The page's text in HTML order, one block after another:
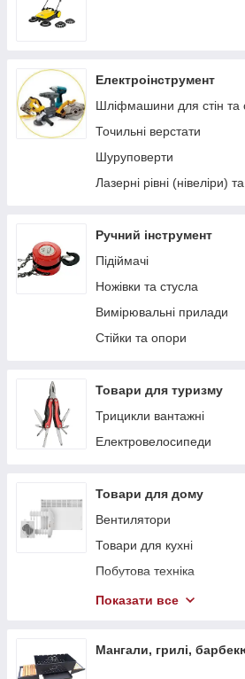
Електроінструмент
Шліфмашини для стін та
Точильні верстати
Шуруповерти
Лазерні рівні (нівеліри)
Ручний інструмент
Підіймачі
Ножівки та стусла
Вимірювальні прилади
Стійки та опори
Товари для туризму
Трицикли вантажні
Електровелосипеди
Товари для дому
Вентилятори
Товари для кухні
Побутова техніка
Теплові гармати
Стелажі
Показати все
Мангали, грилі,